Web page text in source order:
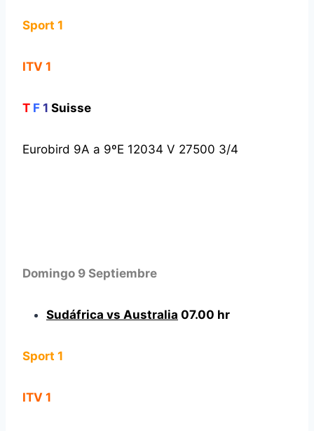
Sport 1
ITV 1
T F 1 Suisse
Eurobird 9A a 9ºE 12034 V 27500 3/4
Domingo 9 Septiembre
Sudáfrica vs Australia 07.00 hr
Sport 1
ITV 1